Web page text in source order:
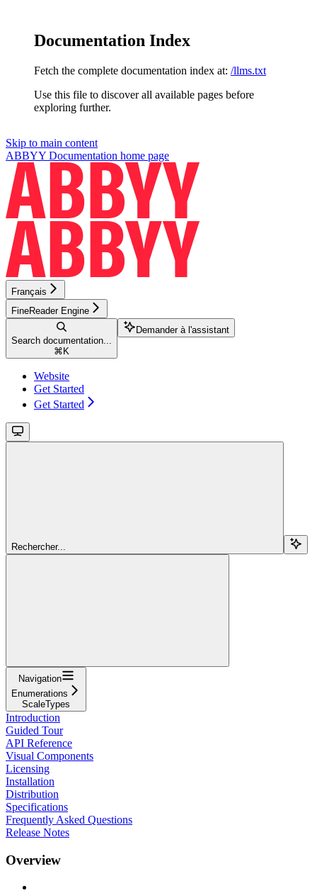
Documentation Index
Fetch the complete documentation index at: /llms.txt
Use this file to discover all available pages before
exploring further.
Skip to main content
ABBYY Documentation home page
Français
FineReader Engine
Search documentation...
⌘ K
Demander à l'assistant
Website
Get Started
Get Started
Rechercher...
Navigation
Enumerations
ScaleTypes
Introduction
Guided Tour
API Reference
Visual Components
Licensing
Installation
Distribution
Specifications
Frequently Asked Questions
Release Notes
Overview